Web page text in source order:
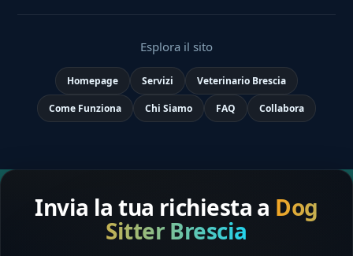
Esplora il sito
Homepage Servizi Veterinario Brescia
Come Funziona Chi Siamo FAQ Collabora
Invia la tua richiesta a Dog
Sitter Brescia